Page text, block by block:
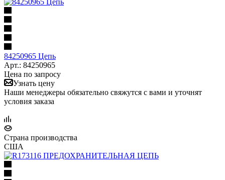
84250965 Цепь
Арт.: 84250965
Цена по запросу
Узнать цену
Наши менеджеры обязательно свяжутся с вами и уточнят
условия заказа
Страна производства
США